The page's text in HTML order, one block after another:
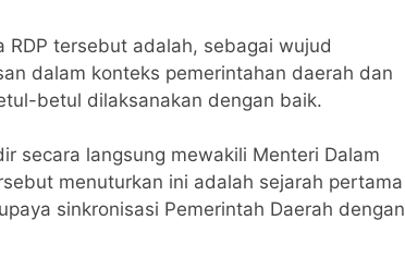
tersebut adalah, sebagai wujud
dalam konteks pemerintahan daerah dan
betul dilaksanakan dengan baik.
secara langsung mewakili Menteri Dalam
menuturkan ini adalah sejarah pertama
sinkronisasi Pemerintah Daerah dengan